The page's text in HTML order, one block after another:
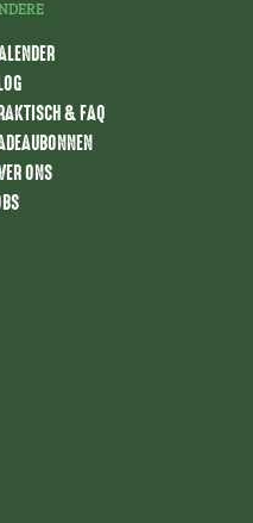
& FAQ
ONS